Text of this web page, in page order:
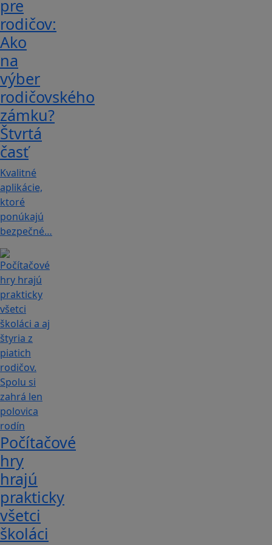
pre
rodičov:
Ako
na
výber
rodičovského
zámku?
Štvrtá
časť
Kvalitné
aplikácie,
ktoré
ponúkajú
bezpečné…
Počítačové
hry
hrajú
prakticky
všetci
školáci